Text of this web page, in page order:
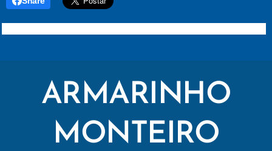
ARMARINHO
MONTEIRO